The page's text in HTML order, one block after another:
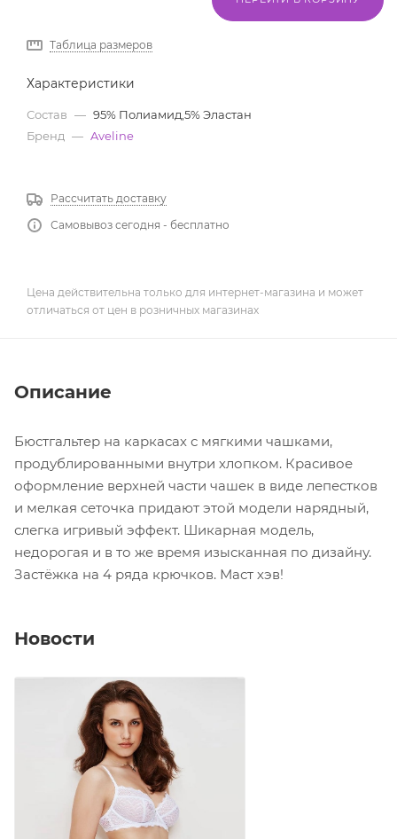
Таблица размеров
Характеристики
Состав — 95% Полиамид,5% Эластан
Бренд — Aveline
Рассчитать доставку
Самовывоз сегодня - бесплатно
Цена действительна только для интернет-магазина и может
отличаться от цен в розничных магазинах
Описание
Бюстгальтер на каркасах с мягкими чашками,
продублированными внутри хлопком. Красивое
оформление верхней части чашек в виде лепестков
и мелкая сеточка придают этой модели нарядный,
слегка игривый эффект. Шикарная модель,
недорогая и в то же время изысканная по дизайну.
Застёжка на 4 ряда крючков. Маст хэв!
Новости